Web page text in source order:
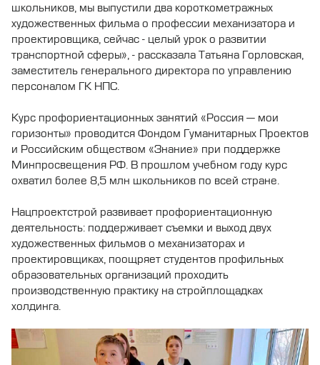
школьников, мы выпустили два короткометражных
художественных фильма о профессии механизатора и
проектировщика, сейчас - целый урок о развитии
транспортной сферы», - рассказала Татьяна Горловская,
заместитель генерального директора по управлению
персоналом ГК НПС.
Курс профориентационных занятий «Россия — мои
горизонты» проводится Фондом Гуманитарных Проектов
и Российским обществом «Знание» при поддержке
Минпросвещения РФ. В прошлом учебном году курс
охватил более 8,5 млн школьников по всей стране.
Нацпроектстрой развивает профориентационную
деятельность: поддерживает съемки и выход двух
художественных фильмов о механизаторах и
проектировщиках, поощряет студентов профильных
образовательных организаций проходить
производственную практику на стройплощадках
холдинга.